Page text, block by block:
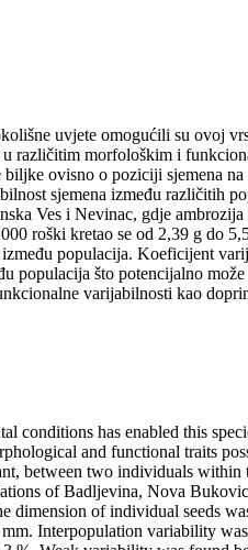
uvjete omogućili su ovoj
različitim morfološkim i
ovisno o poziciji sjemena
sjemena između različitih
Ves i Nevinac, gdje
roški kretao se od 2,39 g do
populacija. Koeficijent
populacija što potencijalno
varijabilnosti kao
conditions has enabled this
and functional traits
between two individuals within
of Badljevina, Nova
dimension of individual seeds
Interpopulation variability